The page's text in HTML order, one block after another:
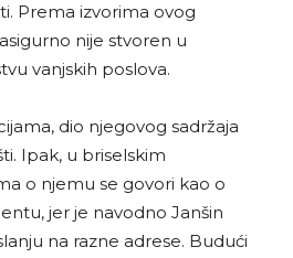
Prema izvorima ovog
nije stvoren u
vanjskih poslova.
dio njegovog sadržaja
Ipak, u briselskim
o njemu se govori kao o
jer je navodno Janšin
na razne adrese. Budući